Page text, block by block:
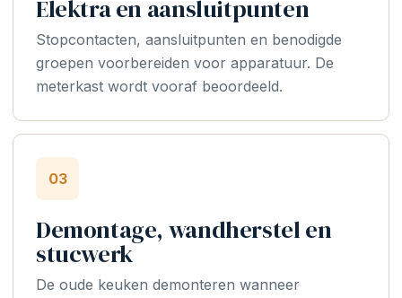
Elektra en aansluitpunten
Stopcontacten, aansluitpunten en benodigde
groepen voorbereiden voor apparatuur. De
meterkast wordt vooraf beoordeeld.
03
Demontage, wandherstel en
stucwerk
De oude keuken demonteren wanneer